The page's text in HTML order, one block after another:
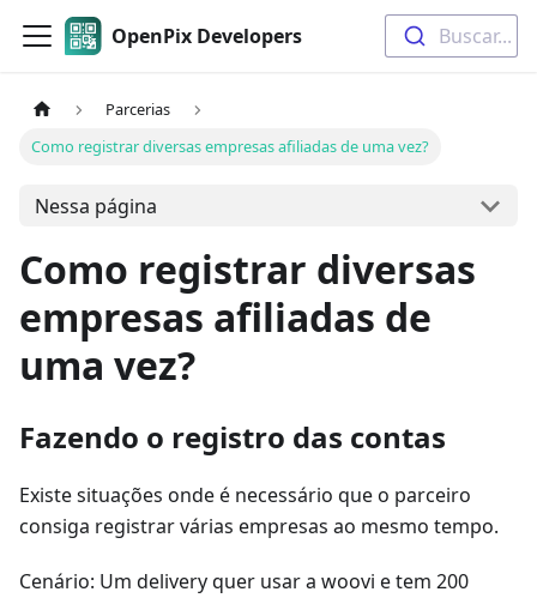
OpenPix Developers Buscar...
Parcerias
Como registrar diversas empresas afiliadas de uma vez?
Nessa página
Como registrar diversas
empresas afiliadas de
uma vez?
Fazendo o registro das contas
Existe situações onde é necessário que o parceiro
consiga registrar várias empresas ao mesmo tempo.
Cenário: Um delivery quer usar a woovi e tem 200